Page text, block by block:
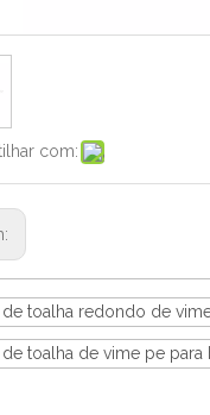
com:
de toalha redondo de
toalha de vime pe para